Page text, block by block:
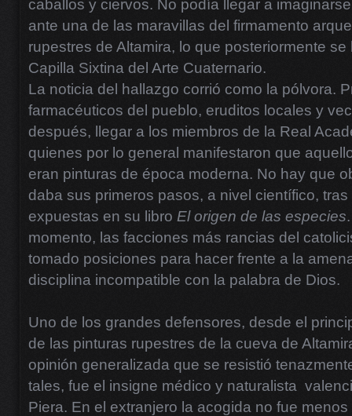
caballos y ciervos. No podía llegar a
ante una de las maravillas del firmamento
rupestres de Altamira, lo que posteriormente
Capilla Sixtina del Arte Cuaternario.
La noticia del hallazgo corrió como la pólvora.
farmacéuticos del pueblo, eruditos locales y
después, llegar a los miembros de la Real
quienes por lo general manifestaron que
eran pinturas de época moderna. No hay que
daba sus primeros pasos, a nivel científico,
expuestas en su libro El origen de las especies
momento, las facciones más rancias del
tomado posiciones para hacer frente a la
disciplina incompatible con la palabra de Dios.
Uno de los grandes defensores, desde el
de las pinturas rupestres de la cueva de
opinión generalizada que se resistió
tales, fue el insigne médico y naturalista
Piera. En el extranjero la acogida no fue